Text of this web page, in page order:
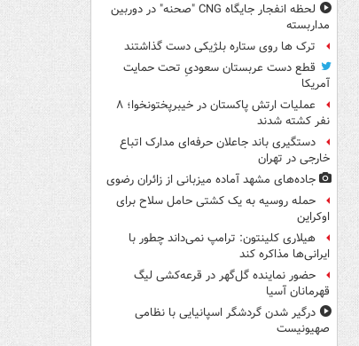
لحظه انفجار جایگاه CNG "صحنه" در دوربین
مداربسته
ترک ها روی ستاره بلژیکی دست گذاشتند
قطع دست عربستان سعودیِ تحت حمایت
آمریکا
عملیات ارتش پاکستان در خیبرپختونخوا؛ ۸
نفر کشته شدند
دستگیری باند جاعلان حرفه‌ای مدارک اتباع
خارجی در تهران
جاده‌های مشهد آماده میزبانی از زائران رضوی
حمله روسیه به یک کشتی حامل سلاح برای
اوکراین
هیلاری کلینتون: ترامپ نمی‌داند چطور با
ایرانی‌ها مذاکره کند
حضور نماینده گل‌گهر در قرعه‌کشی لیگ
قهرمانان آسیا
درگیر شدن گردشگر اسپانیایی با نظامی
صهیونیست